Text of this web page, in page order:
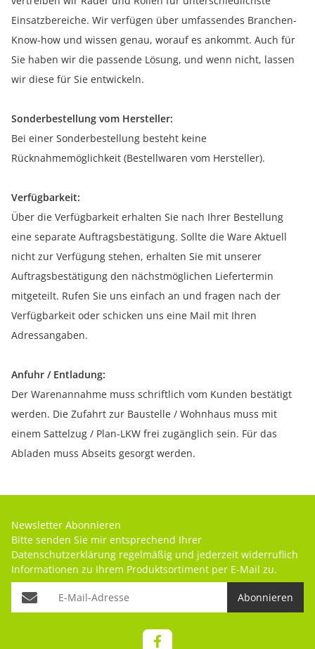
Einsatzbereiche. Wir verfügen über umfassendes Branchen-
Know-how und wissen genau, worauf es ankommt. Auch für
Sie haben wir die passende Lösung, und wenn nicht, lassen
wir diese für Sie entwickeln.
Sonderbestellung vom Hersteller:
Bei einer Sonderbestellung besteht keine
Rücknahmemöglichkeit (Bestellwaren vom Hersteller).
Verfügbarkeit:
Über die Verfügbarkeit erhalten Sie nach Ihrer Bestellung
eine separate Auftragsbestätigung. Sollte die Ware Aktuell
nicht zur Verfügung stehen, erhalten Sie mit unserer
Auftragsbestätigung den nächstmöglichen Liefertermin
mitgeteilt. Rufen Sie uns einfach an und fragen nach der
Verfügbarkeit oder schicken uns eine Mail mit Ihren
Adressangaben.
Anfuhr / Entladung:
Der Warenannahme muss schriftlich vom Kunden bestätigt
werden. Die Zufahrt zur Baustelle / Wohnhaus muss mit
einem Sattelzug / Plan-LKW frei zugänglich sein. Für das
Abladen muss Abseits gesorgt werden.
Newsletter Abonnieren
Bitte senden Sie mir entsprechend Ihrer
Datenschutzerklärung regelmäßig und jederzeit widerruflich
Informationen zu Ihrem Produktsortiment per E-Mail zu.
Abonnieren